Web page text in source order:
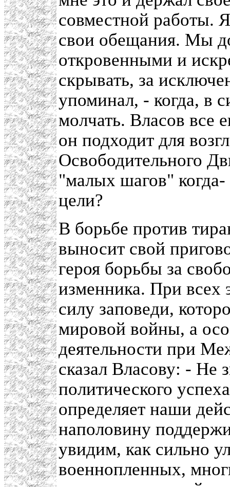
совместной работы.
свои обещания. Мы
откровенными и
скрывать, за
упоминал, - когда, в
молчать. Власов все
он подходит для
Освободительного
"малых шагов"
цели?
В борьбе против
выносит свой
героя борьбы за
изменника. При
силу заповеди,
мировой войны, а
деятельности при
сказал Власову: -
политического
определяет наши
наполовину
увидим, как сильно
военнопленных,